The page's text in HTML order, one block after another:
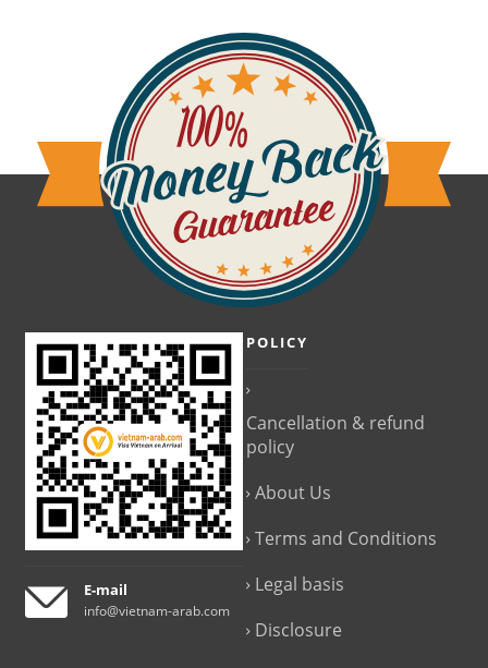
E-mail
info@vietnam-arab.com
POLICY
Cancellation & refund
policy
About Us
Terms and Conditions
Legal basis
Disclosure